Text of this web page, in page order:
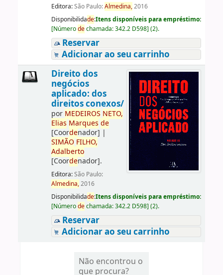
Editora:São Paulo:Almedina,2016
Disponibilidade:Itens disponíveis para empréstimo:
[Númerodechamada:342.2 D598] (2).
Reservar
Adicionar ao seu carrinho
Direito dos
negócios
aplicado: dos
direitos conexos/
por MEDEIROS NETO,
Elias Marques de
[Coordenador] |
SIMÃO FILHO,
Adalberto
[Coordenador].
Editora:São Paulo:
Almedina,2016
Disponibilidade:Itens disponíveis para empréstimo:
[Númerodechamada:342.2 D598] (2).
Reservar
Adicionar ao seu carrinho
Não encontrou o
que procura?